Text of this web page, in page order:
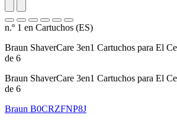
n.º 1 en Cartuchos (ES)
Braun ShaverCare 3en1 Cartuchos para El
de 6
Braun ShaverCare 3en1 Cartuchos para El
de 6
Braun B0CRZFNP8J